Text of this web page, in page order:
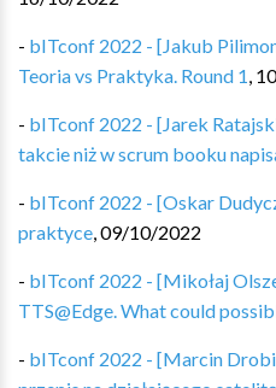
- bITconf 2022 - [Jakub
Teoria vs Praktyka. Round 1,
- bITconf 2022 - [Jarek
takcie niż w scrum booku
- bITconf 2022 - [Oskar
praktyce,09/10/2022
- bITconf 2022 - [Mikołaj
TTS@Edge. What could
- bITconf 2022 - [Marcin